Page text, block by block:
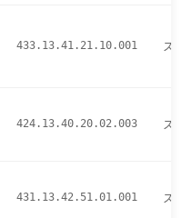
433.13.41.21.10.001 ス
424.13.40.20.02.003 ス
431.13.42.51.01.001 ス